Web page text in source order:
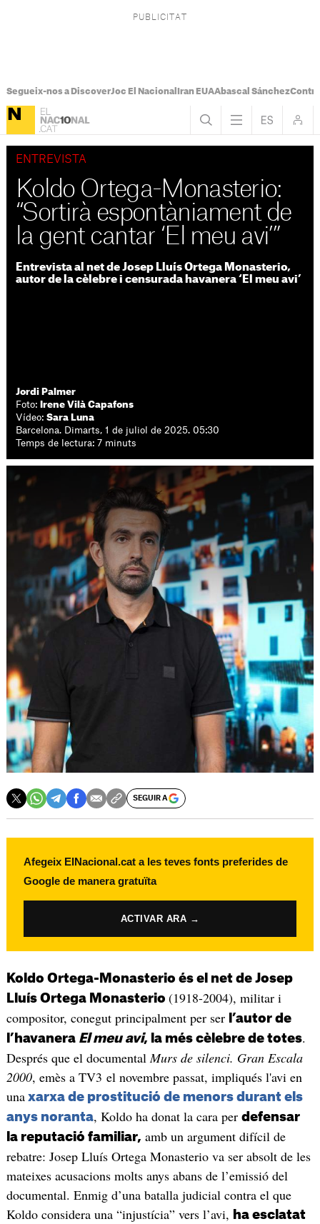
Segueix-nos a DiscoverJoc El Nacional Iran EUAAbascal Sánchez
ENTREVISTA
Koldo Ortega-Monasterio:
“Sortirà espontàniament de
la gent cantar ‘El meu avi’”
Entrevista al net de Josep Lluís Ortega Monasterio,
autor de la cèlebre i censurada havanera ‘El meu avi’
Jordi Palmer
Foto:
Irene Vilà Capafons
Vídeo:Sara Luna
Barcelona. Dimarts, 1 de juliol de 2025. 05:30
Temps de lectura: 7 minuts
SEGUIR A
Afegeix ElNacional.cat a les teves fonts preferides de
Google de manera gratuïta
ACTIVAR ARA →
Koldo Ortega-Monasterio és el net de Josep
Lluís Ortega Monasterio (1918-2004), militar i
compositor, conegut principalment per ser l’autor de
l’havanera El meu avi, la més cèlebre de totes.
Després que el documentalMurs de silenci. Gran Escala
2000, emès a TV3 el novembre passat, impliqués l'avi en
unaxarxa de prostitució de menors durant els
anys noranta, Koldo ha donat la cara per defensar
la reputació familiar, amb un argument difícil de
rebatre: Josep Lluís Ortega Monasterio va ser absolt de les
mateixes acusacions molts anys abans de l’emissió del
documental. Enmig d’una batalla judicial contra el que
Koldo considera una “injustícia” vers l’avi, ha esclatat